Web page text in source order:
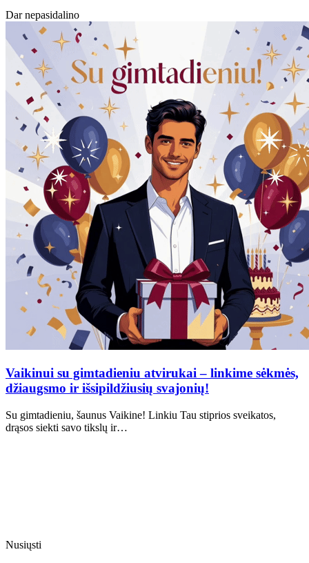
Dar nepasidalino
Vaikinui su gimtadieniu atvirukai – linkime sėkmės,
džiaugsmo ir išsipildžiusių svajonių!
Su gimtadieniu, šaunus Vaikine! Linkiu Tau stiprios sveikatos,
drąsos siekti savo tikslų ir…
Nusiųsti